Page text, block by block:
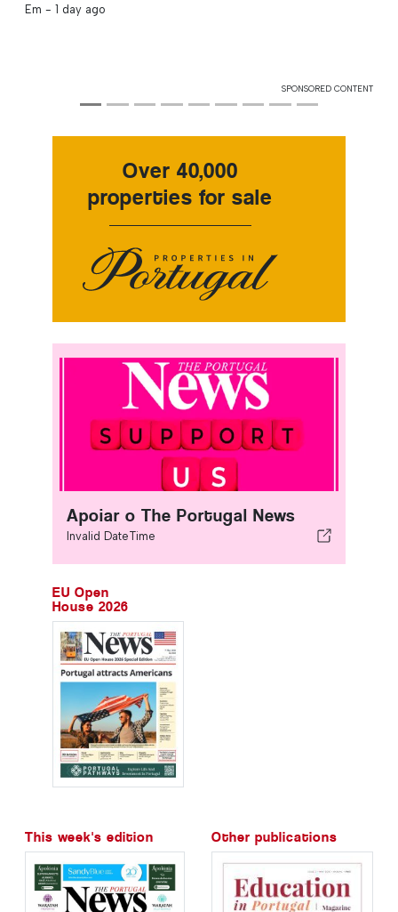
Em - 1 day ago
SPONSORED CONTENT
Over 40,000
properties for sale
Apoiar o The Portugal News
Invalid DateTime
EU Open
House 2026
This week's edition Other publications